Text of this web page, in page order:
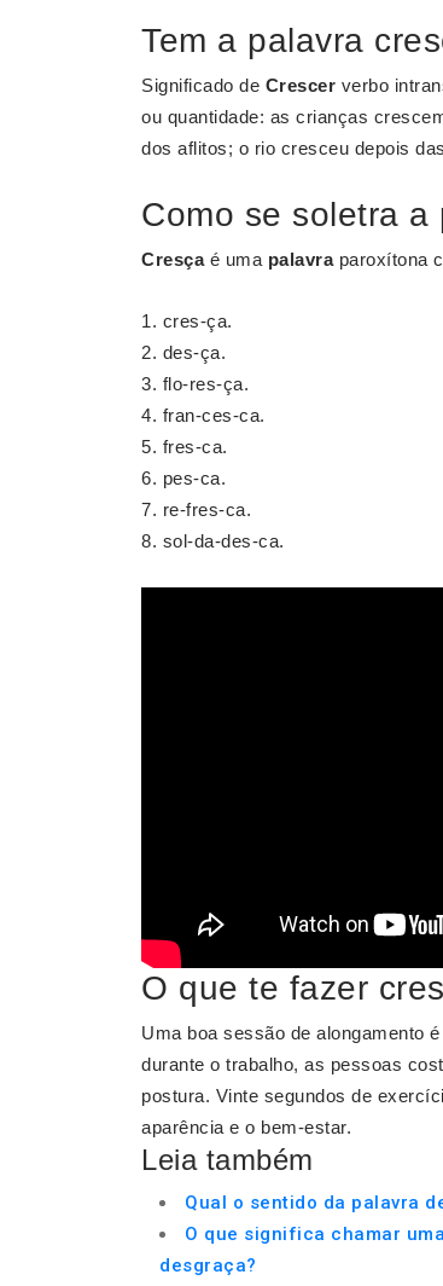
Tem a palavra
Significado de Crescer verbo
ou quantidade: as crianças
dos aflitos; o rio cresceu depois
Como se soletra a
Cresçaé uma palavraparoxítona
cres-ça.
des-ça.
flo-res-ça.
fran-ces-ca.
fres-ca.
pes-ca.
re-fres-ca.
sol-da-des-ca.
O que te fazer
Uma boa sessão de alongamento
durante o trabalho, as pessoas
postura. Vinte segundos de
aparência e o bem-estar.
Leia também
Qual o sentido da palavra
O que significa chamar
desgraça?